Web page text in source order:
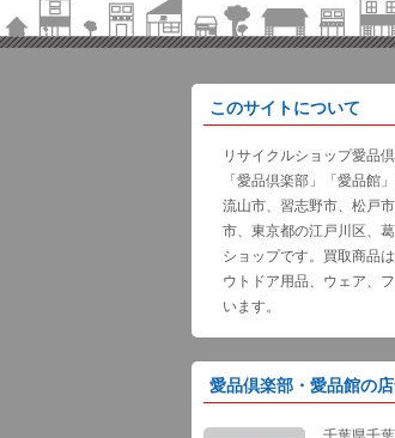
このサイトについて
リサイクルショップ愛品
「愛品倶楽部」「愛品館
流山市、習志野市、松戸
市、東京都の江戸川区、
ショップです。買取商品
ウトドア用品、ウェア、
います。
愛品倶楽部・愛品館の